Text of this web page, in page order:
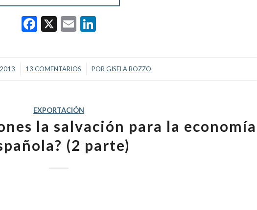
Facebook
X Email
13 COMENTARIOS
/ POR GISELA BOZZO
EXPORTACIÓN
la salvación para la economía
(2 parte)